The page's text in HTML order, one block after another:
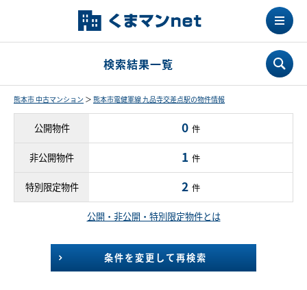
検索結果一覧
熊本市 中古マンション ＞ 熊本市電健軍線 九品寺交差点駅の物件情報
公開物件 0 件
非公開物件 1 件
特別限定物件 2 件
公開・非公開・特別限定物件とは
条件を変更して再検索